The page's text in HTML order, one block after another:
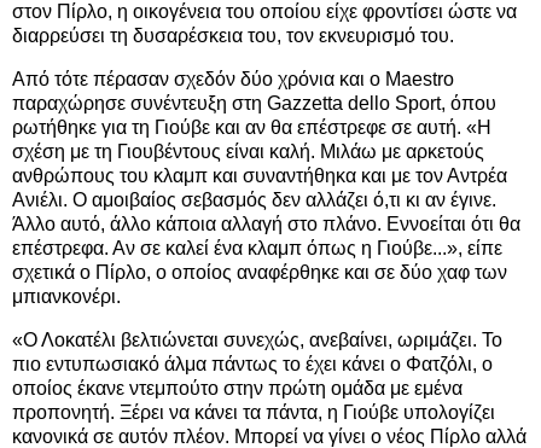
στον Πίρλο, η οικογένεια του οποίου είχε φροντίσει ώστε να
διαρρεύσει τη δυσαρέσκεια του, τον εκνευρισμό του.
Από τότε πέρασαν σχεδόν δύο χρόνια και ο Maestro
παραχώρησε συνέντευξη στη Gazzetta dello Sport, όπου
ρωτήθηκε για τη Γιούβε και αν θα επέστρεφε σε αυτή. «Η
σχέση με τη Γιουβέντους είναι καλή. Μιλάω με αρκετούς
ανθρώπους του κλαμπ και συναντήθηκα και με τον Αντρέα
Ανιέλι. Ο αμοιβαίος σεβασμός δεν αλλάζει ό,τι κι αν έγινε.
Άλλο αυτό, άλλο κάποια αλλαγή στο πλάνο. Εννοείται ότι θα
επέστρεφα. Αν σε καλεί ένα κλαμπ όπως η Γιούβε...», είπε
σχετικά ο Πίρλο, ο οποίος αναφέρθηκε και σε δύο χαφ των
μπιανκονέρι.
«Ο Λοκατέλι βελτιώνεται συνεχώς, ανεβαίνει, ωριμάζει. Το
πιο εντυπωσιακό άλμα πάντως το έχει κάνει ο Φατζόλι, ο
οποίος έκανε ντεμπούτο στην πρώτη ομάδα με εμένα
προπονητή. Ξέρει να κάνει τα πάντα, η Γιούβε υπολογίζει
κανονικά σε αυτόν πλέον. Μπορεί να γίνει ο νέος Πίρλο αλλά